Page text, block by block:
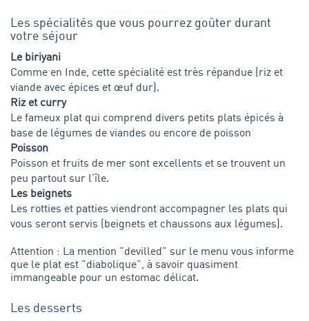
Les spécialités que vous pourrez goûter durant
votre séjour
Le biriyani
Comme en Inde, cette spécialité est très répandue (riz et
viande avec épices et œuf dur).
Riz et curry
Le fameux plat qui comprend divers petits plats épicés à
base de légumes de viandes ou encore de poisson
Poisson
Poisson et fruits de mer sont excellents et se trouvent un
peu partout sur l’île.
Les beignets
Les rotties et patties viendront accompagner les plats qui
vous seront servis (beignets et chaussons aux légumes).
Attention : La mention "devilled" sur le menu vous informe
que le plat est "diabolique", à savoir quasiment
immangeable pour un estomac délicat.
Les desserts